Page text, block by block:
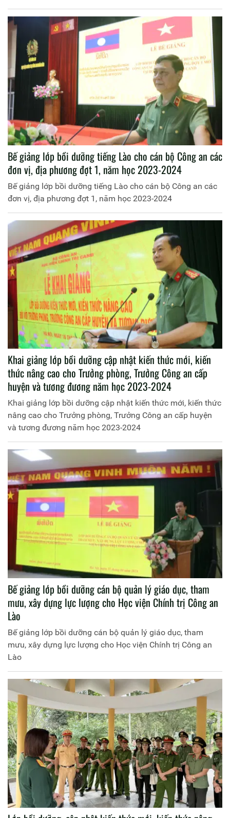
Bế giảng lớp bồi dưỡng tiếng Lào cho cán bộ Công an các
đơn vị, địa phương đợt 1, năm học 2023-2024
Bế giảng lớp bồi dưỡng tiếng Lào cho cán bộ Công an các
đơn vị, địa phương đợt 1, năm học 2023-2024
Khai giảng lớp bồi dưỡng cập nhật kiến thức mới, kiến
thức nâng cao cho Trưởng phòng, Trưởng Công an cấp
huyện và tương đương năm học 2023-2024
Khai giảng lớp bồi dưỡng cập nhật kiến thức mới, kiến thức
nâng cao cho Trưởng phòng, Trưởng Công an cấp huyện
và tương đương năm học 2023-2024
Bế giảng lớp bồi dưỡng cán bộ quản lý giáo dục, tham
mưu, xây dựng lực lượng cho Học viện Chính trị Công an
Lào
Bế giảng lớp bồi dưỡng cán bộ quản lý giáo dục, tham
mưu, xây dựng lực lượng cho Học viện Chính trị Công an
Lào